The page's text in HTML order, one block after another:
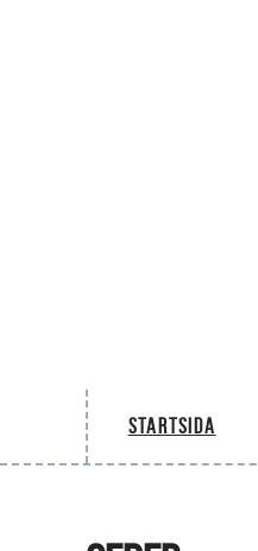
Startsida